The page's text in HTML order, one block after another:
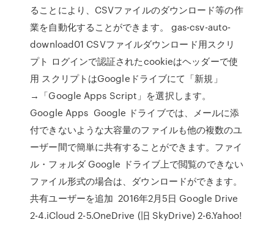
ることにより、CSVファイルのダウンロード等の作
業を自動化することができます。 gas-csv-auto-
download01 CSVファイルダウンロード用スクリ
プト ログインで認証されたcookieはヘッダーで使
用 スクリプトはGoogleドライブにて「新規」
→「Google Apps Script」を選択します。
Google Apps Google ドライブでは、メールに添
付できないような大容量のファイルも他の複数のユ
ーザー間で簡単に共有することができます。ファイ
ル・フォルダ Google ドライブ上で閲覧のできない
ファイル形式の場合は、ダウンロードができます。
共有ユーザーを追加 2016年2月5日 Google Drive
2-4.iCloud 2-5.OneDrive (旧 SkyDrive) 2-6.Yahoo!